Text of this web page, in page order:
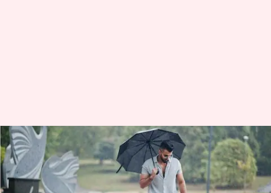
Tips fesyen praktis bagi pria
untuk menikmati musim hujan
dengan penuh gaya